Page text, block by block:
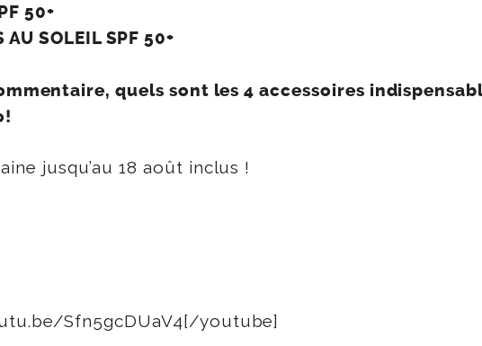
50+
AU SOLEIL SPF 50+
quels sont les 4 accessoires
jusqu’au 18 août inclus !
Sfn5gcDUaV4[/youtube]